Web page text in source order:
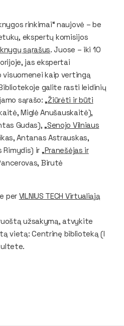
rinkimai“ naujovė – be
ekspertų komisijos
sąrašus. Juose – iki 10
jas ekspertai
kaip vertingą
Bibliotekoje galite rasti leidinių
sąrašo: „Žiūrėti ir būti
Miglė Anušauskaitė),
Gudas), „Senojo Vilniaus
Antanas Astrauskas,
Rimydis) ir „Pranešėjas ir
Birutė
per VILNIUS TECH Virtualiąją
užsakymą, atvykite
vietą: Centrinę biblioteką (I